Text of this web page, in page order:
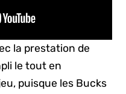
la prestation de
le tout en
puisque les Bucks